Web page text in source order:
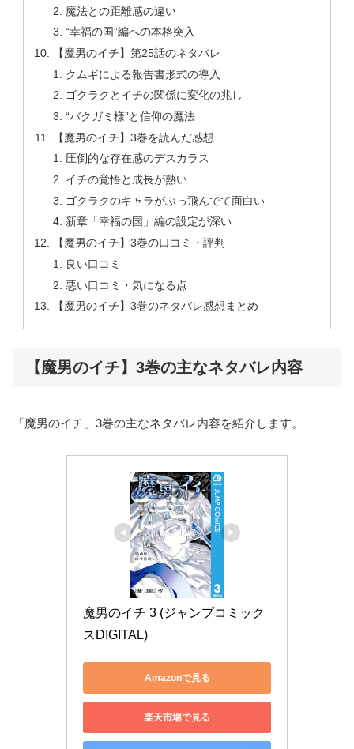
魔法との距離感の違い
“幸福の国”編への本格突入
【魔男のイチ】第25話のネタバレ
クムギによる報告書形式の導入
ゴクラクとイチの関係に変化の兆し
“バクガミ様”と信仰の魔法
【魔男のイチ】3巻を読んだ感想
圧倒的な存在感のデスカラス
イチの覚悟と成長が熱い
ゴクラクのキャラがぶっ飛んでて面白い
新章「幸福の国」編の設定が深い
【魔男のイチ】3巻の口コミ・評判
良い口コミ
悪い口コミ・気になる点
【魔男のイチ】3巻のネタバレ感想まとめ
【魔男のイチ】3巻の主なネタバレ内容
「魔男のイチ」3巻の主なネタバレ内容を紹介します。
魔男のイチ 3 (ジャンプコミック
スDIGITAL)
Amazonで見る
楽天市場で見る